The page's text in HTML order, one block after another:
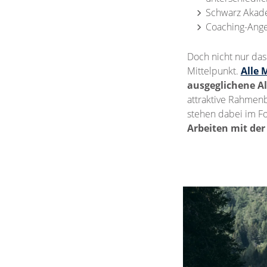
Schwarz
Coaching-
Doch nicht nur
Mittelpunkt. Alle
ausgeglichene
attraktive
stehen dabei im
Arbeiten mit